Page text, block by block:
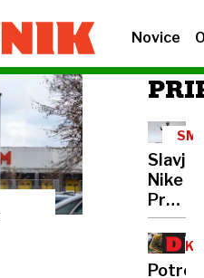
Novice
Slavje
Nike
Prevc!
"V
finalu
sem